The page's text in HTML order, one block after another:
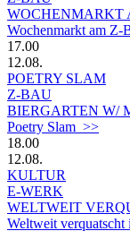
WOCHENMARKT
Wochenmarkt am Z-
17.00
12.08.
POETRY SLAM
Z-BAU
BIERGARTEN W/
Poetry Slam >>
18.00
12.08.
KULTUR
E-WERK
WELTWEIT
Weltweit verquatscht